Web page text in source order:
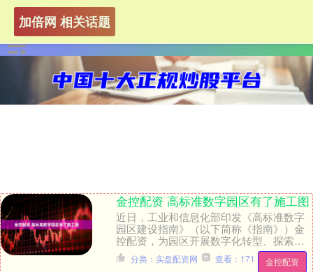
加倍网 相关话题
金控配资 高标准数字园区有了施工图
近日，工业和信息化部印发《高标准数字
园区建设指南》（以下简称《指南》）金
控配资，为园区开展数字化转型、探索数
字化整体提升路径提供指引。 何为高标准
数字园区？《指....
金控配资
分类：实盘配资网 查看：171